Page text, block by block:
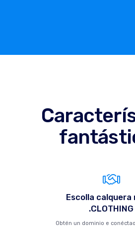
Escolla calquera
.CLOTHING
Obtén un dominio e